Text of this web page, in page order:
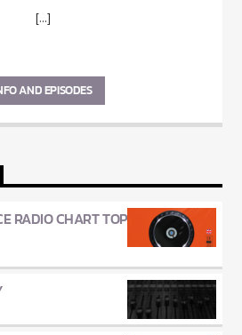
[...]
AND EPISODES
RADIO CHART TOP